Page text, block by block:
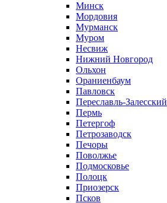
Минск
Мордовия
Мурманск
Муром
Несвиж
Нижний Новгород
Ольхон
Ораниенбаум
Павловск
Переславль-Залесский
Пермь
Петергоф
Петрозаводск
Печоры
Поволжье
Подмосковье
Полоцк
Приозерск
Псков